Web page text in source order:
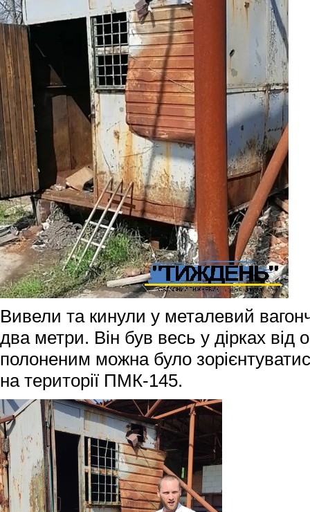
Вивели та кинули у металевий
два метри. Він був весь у дірках від
полоненим можна було
на території ПМК-145.